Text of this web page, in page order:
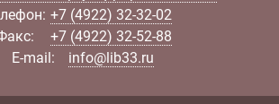
+7 (4922) 32-32-02
+7 (4922) 32-52-88
E-mail:
info@lib33.ru